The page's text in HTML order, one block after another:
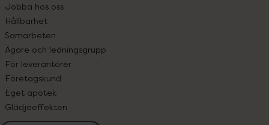
Jobba hos oss
Hållbarhet
Samarbeten
Ägare och ledningsgrupp
För leverantörer
Företagskund
Eget apotek
Glädjeeffekten